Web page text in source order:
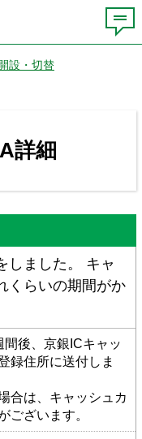
設・切替
詳細
しました。 キャ
くらいの期間がか
後、京銀ICキャッ
録住所に送付しま
合は、キャッシュカ
ございます。